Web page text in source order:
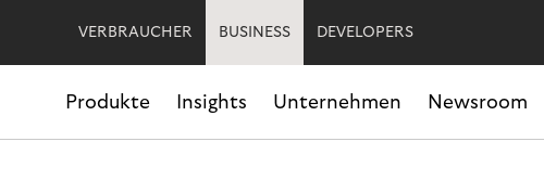
VERBRAUCHER BUSINESS DEVELOPERS
Produkte Insights Unternehmen Newsroom